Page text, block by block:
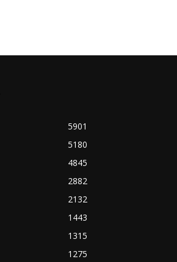
5901
5180
4845
2882
2132
1443
1315
1275